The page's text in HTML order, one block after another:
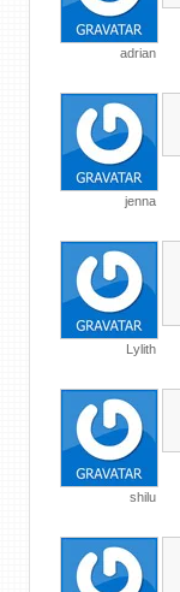
adrian
jenna
Lylith
shilu